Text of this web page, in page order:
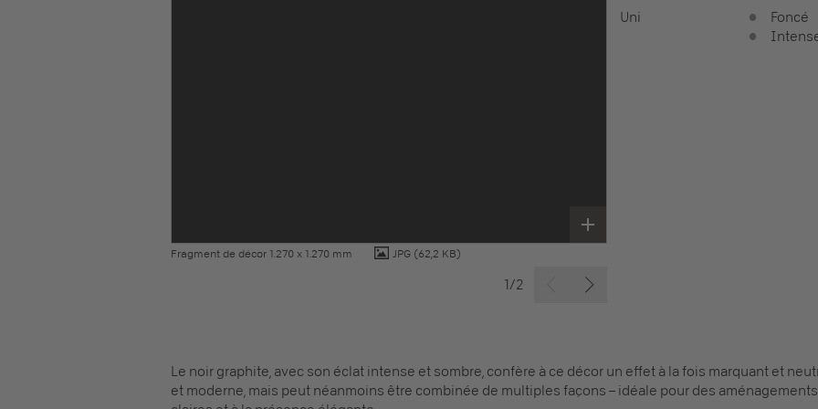
Fragment de décor 1.270 x 1.270 mm JPG (62,2 KB)
1/2
Uni
Foncé
Le noir graphite, avec son éclat intense et sombre, confère à ce décor un effet à la fois marquant et
et moderne, mais peut néanmoins être combinée de multiples façons – idéale pour des